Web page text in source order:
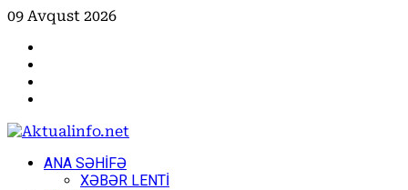
Skip
content
09 Avqust 2026
PrimaryANA SƏHİFƏ
XƏBƏR LENTİ